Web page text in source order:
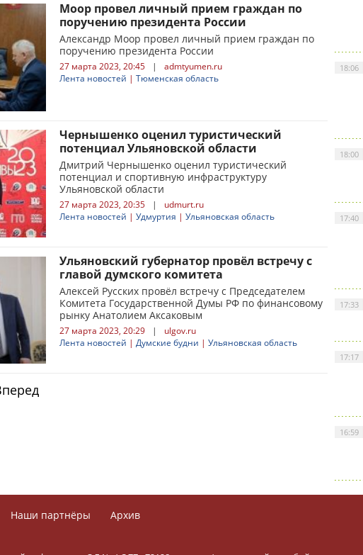
Моор провел личный прием граждан по
поручению президента России
Александр Моор провел личный прием граждан по
поручению президента России
27 марта 2023, 20:45 |
admtyumen.ru
Лента новостей | Тюменская область
Чернышенко оценил туристический
потенциал Ульяновской области
Дмитрий Чернышенко оценил туристический
потенциал и спортивную инфраструктуру
Ульяновской области
27 марта 2023, 20:35 |
udmurt.ru
Лента новостей | Удмуртия | Ульяновская область
Ульяновский губернатор провёл встречу с
главой думского комитета
Алексей Русских провёл встречу с Председателем
Комитета Государственной Думы РФ по финансовому
рынку Анатолием Аксаковым
27 марта 2023, 20:29 |
ulgov.ru
Лента новостей | Думские будни | Ульяновская область
18:06
18:00
17:40
17:33
17:17
16:59
Наши партнёры Архив